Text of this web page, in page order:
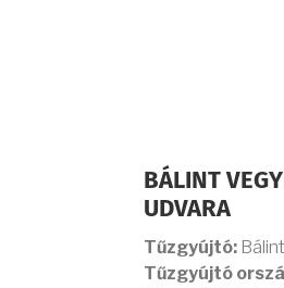
BÁLINT
UDVARA
Tűzgyújtó:
Tűzgyújtó